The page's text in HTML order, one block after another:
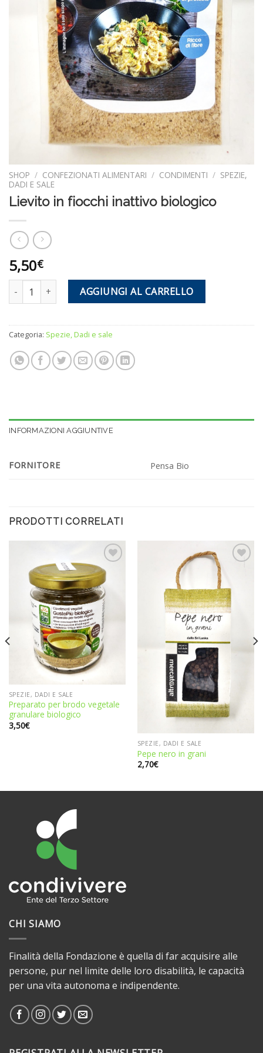
SHOP / CONFEZIONATI ALIMENTARI / CONDIMENTI / SPEZIE,
DADI E SALE
Lievito in fiocchi inattivo biologico
5,50€
Lievito in fiocchi inattivo biologico quantità
AGGIUNGI AL CARRELLO
Categoria: Spezie, Dadi e sale
INFORMAZIONI AGGIUNTIVE
FORNITORE Pensa Bio
PRODOTTI CORRELATI
Aggiungi
lista dei
desideri
SPEZIE, DADI E SALE
Preparato per brodo vegetale
granulare biologico
3,50€
lista dei
desideri
SPEZIE, DADI E SALE
Pepe nero in grani
2,70€
CHI SIAMO
Finalità della Fondazione è quella di far acquisire alle
persone, pur nel limite delle loro disabilità, le capacità
per una vita autonoma e indipendente.